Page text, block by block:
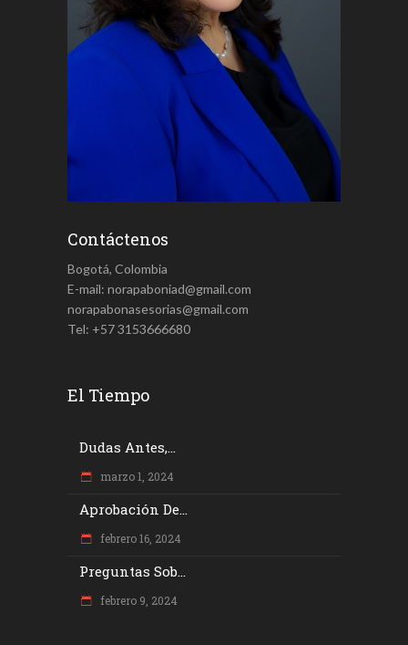
Contáctenos
Bogotá, Colombia
E-mail: norapaboniad@gmail.com
norapabonasesorias@gmail.com
Tel: +57 3153666680
El Tiempo
Dudas Antes,...
marzo 1, 2024
Aprobación De...
febrero 16, 2024
Preguntas Sob...
febrero 9, 2024